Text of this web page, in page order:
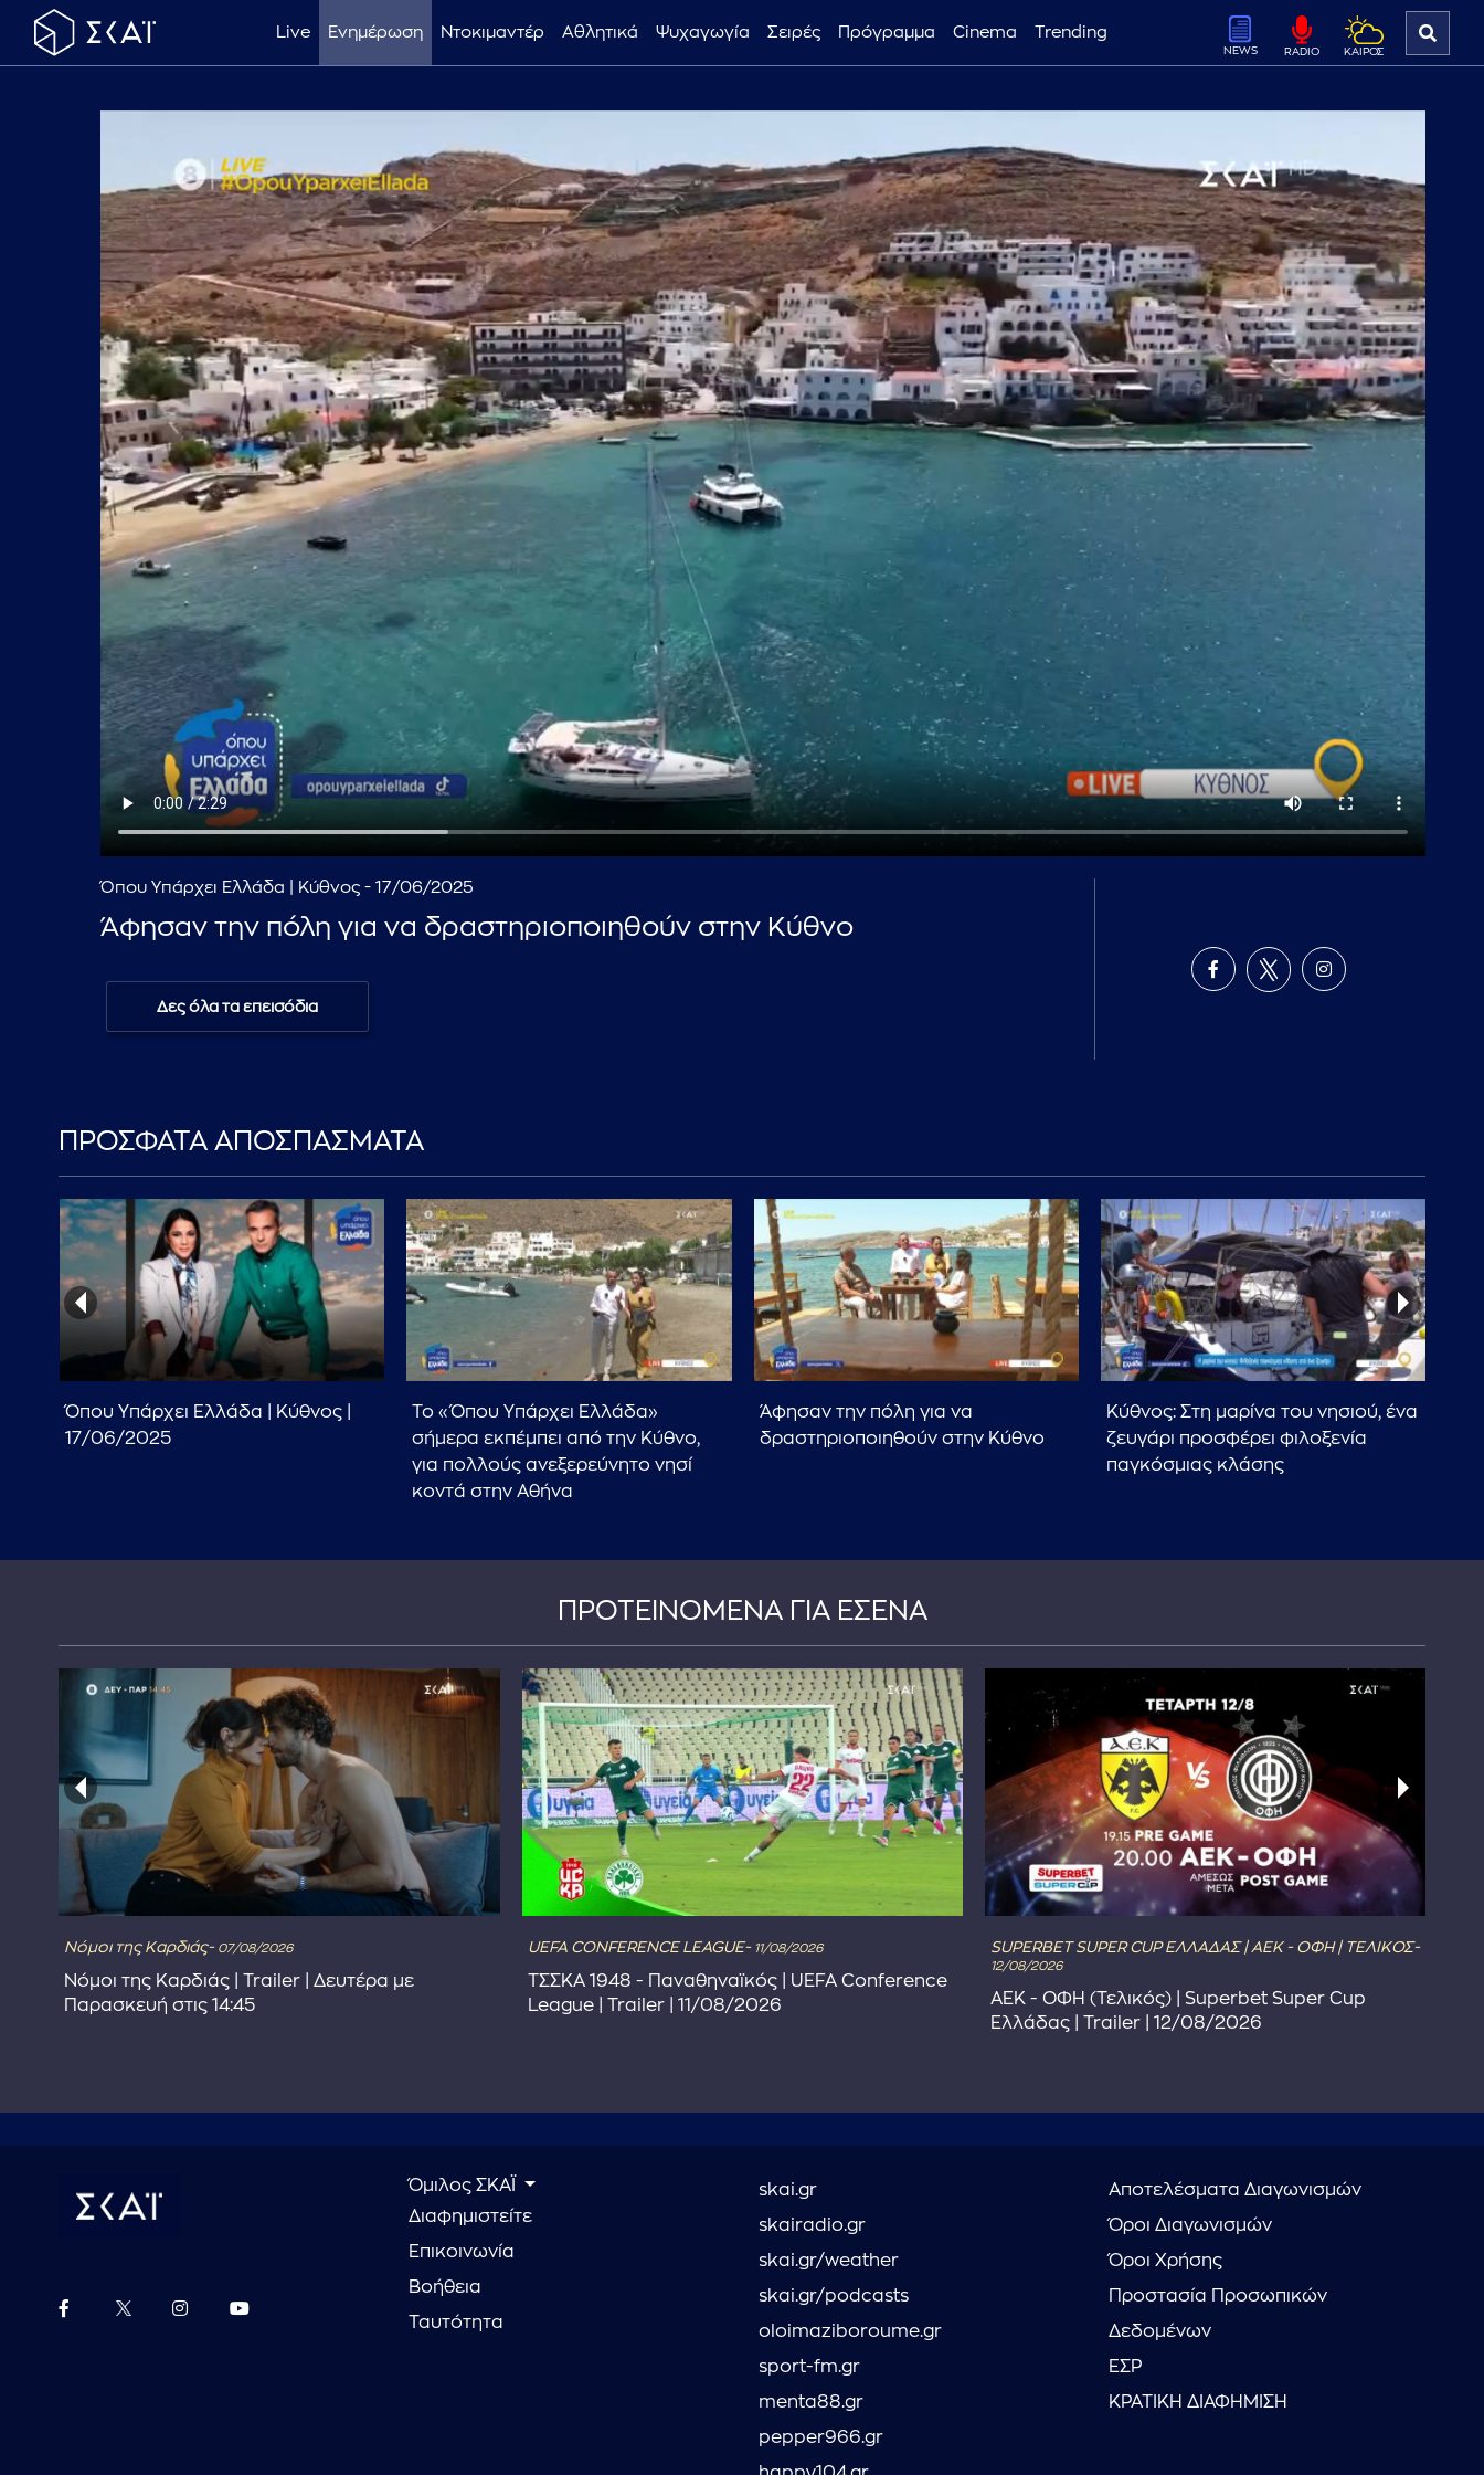
Live Ενημέρωση Ντοκιμαντέρ Αθλητικά Ψυχαγωγία Σειρές Πρόγραμμα Cinema Trending
NEWS RADIO ΚΑΙΡΟΣ
...πληκτρολογήστε κείμενο προς αναζήτηση
Όπου Υπάρχει Ελλάδα | Κύθνος - 17/06/2025
Άφησαν την πόλη για να δραστηριοποιηθούν στην Κύθνο
Δες όλα τα επεισόδια
ΠΡΟΣΦΑΤΑ ΑΠΟΣΠΑΣΜΑΤΑ
Όπου Υπάρχει Ελλάδα | Κύθνος |
17/06/2025
Το «Όπου Υπάρχει Ελλάδα»
σήμερα εκπέμπει από την Κύθνο,
για πολλούς ανεξερεύνητο νησί
κοντά στην Αθήνα
Άφησαν την πόλη για να
δραστηριοποιηθούν στην Κύθνο
Κύθνος: Στη μαρίνα του νησιού, ένα
ζευγάρι προσφέρει φιλοξενία
παγκόσμιας κλάσης
ΠΡΟΤΕΙΝΟΜΕΝΑ ΓΙΑ ΕΣΕΝΑ
Νόμοι της Καρδιάς- 07/08/2026
Νόμοι της Καρδιάς | Trailer | Δευτέρα με
Παρασκευή στις 14:45
UEFA CONFERENCE LEAGUE- 11/08/2026
ΤΣΣΚΑ 1948 - Παναθηναϊκός | UEFA Conference
League | Trailer | 11/08/2026
SUPERBET SUPER CUP ΕΛΛΑΔΑΣ | ΑΕΚ - ΟΦΗ | ΤΕΛΙΚΟΣ-
12/08/2026
ΑΕΚ - ΟΦΗ (Τελικός) | Superbet Super Cup
Ελλάδας | Trailer | 12/08/2026
Όμιλος ΣΚΑΪ
Διαφημιστείτε
Επικοινωνία
Βοήθεια
Ταυτότητα
skai.gr
skairadio.gr
skai.gr/weather
skai.gr/podcasts
oloimaziboroume.gr
sport-fm.gr
menta88.gr
pepper966.gr
Αποτελέσματα Διαγωνισμών
Όροι Διαγωνισμών
Όροι Χρήσης
Προστασία Προσωπικών
Δεδομένων
ΕΣΡ
ΚΡΑΤΙΚΗ ΔΙΑΦΗΜΙΣΗ